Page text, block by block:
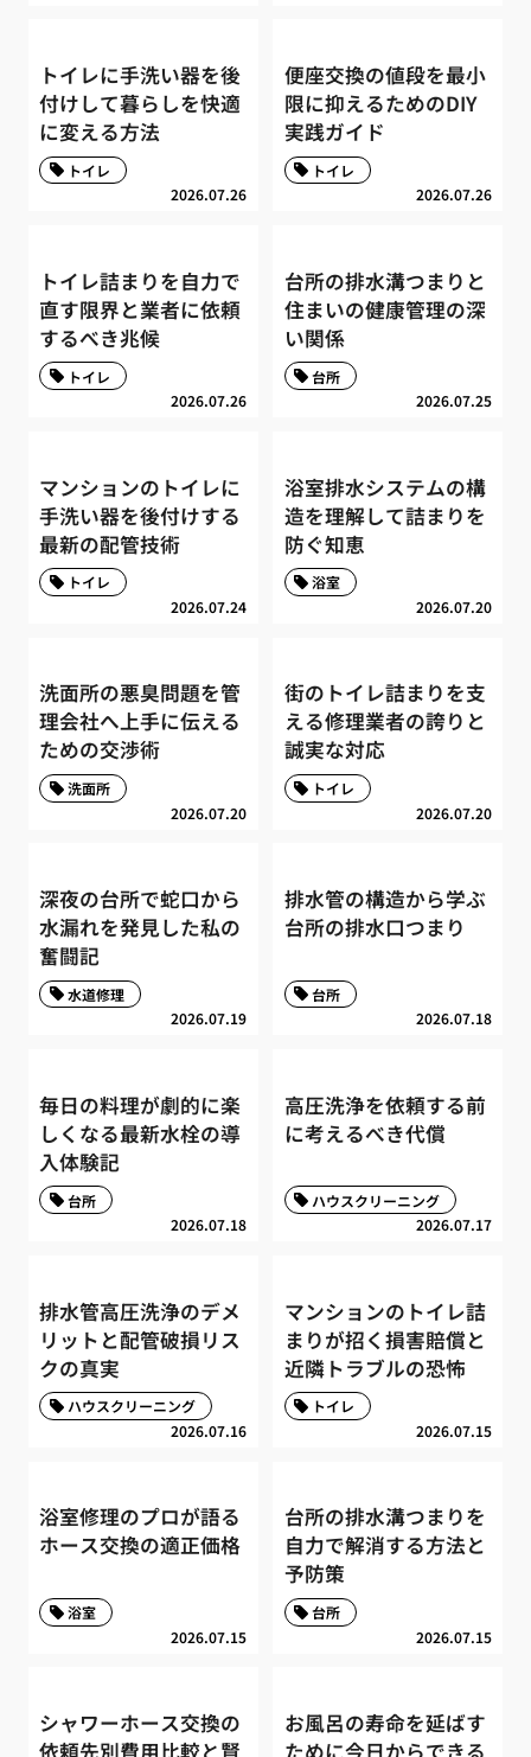
トイレに手洗い器を後
付けして暮らしを快適
に変える方法
2026.07.26
トイレ
便座交換の値段を最小
限に抑えるためのDIY
実践ガイド
2026.07.26
トイレ
トイレ詰まりを自力で
直す限界と業者に依頼
するべき兆候
2026.07.26
トイレ
台所の排水溝つまりと
住まいの健康管理の深
い関係
2026.07.25
台所
マンションのトイレに
手洗い器を後付けする
最新の配管技術
2026.07.24
トイレ
浴室排水システムの構
造を理解して詰まりを
防ぐ知恵
2026.07.20
浴室
洗面所の悪臭問題を管
理会社へ上手に伝える
ための交渉術
2026.07.20
洗面所
街のトイレ詰まりを支
える修理業者の誇りと
誠実な対応
2026.07.20
トイレ
深夜の台所で蛇口から
水漏れを発見した私の
奮闘記
2026.07.19
水道修理
排水管の構造から学ぶ
台所の排水口つまり
2026.07.18
台所
毎日の料理が劇的に楽
しくなる最新水栓の導
入体験記
2026.07.18
台所
高圧洗浄を依頼する前
に考えるべき代償
2026.07.17
ハウスクリーニング
排水管高圧洗浄のデメ
リットと配管破損リス
クの真実
2026.07.16
ハウスクリーニング
マンションのトイレ詰
まりが招く損害賠償と
近隣トラブルの恐怖
2026.07.15
トイレ
浴室修理のプロが語る
ホース交換の適正価格
2026.07.15
浴室
台所の排水溝つまりを
自力で解消する方法と
予防策
2026.07.15
台所
シャワーホース交換の
依頼先別費用比較と賢
お風呂の寿命を延ばす
ために今日からできる